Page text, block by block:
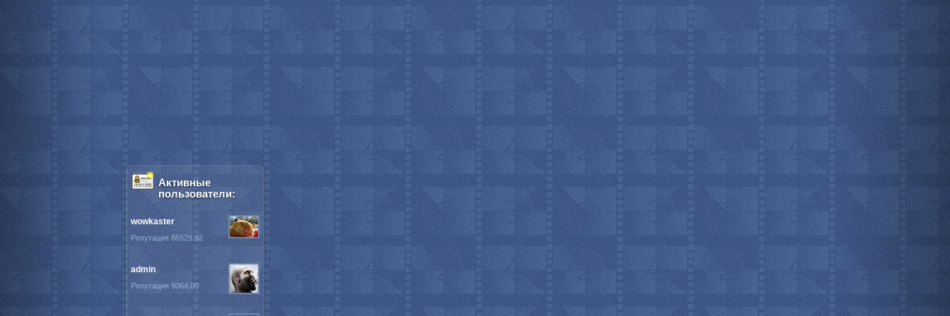
Активные
пользователи:
wowkaster
Репутация 86529.92
admin
Репутация 9064.00